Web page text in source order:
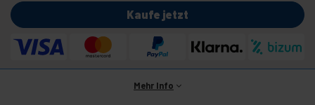
Kaufe jetzt
Mehr Info